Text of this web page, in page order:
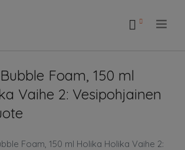
Foam, 150 ml
Vaihe 2: Vesipohjainen
Foam, 150 ml Holika Holika Vaihe 2: